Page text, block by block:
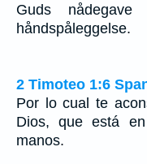
Guds
håndspåleggelse.
2 Timoteo 1:6
Por lo cual te
Dios, que está
manos.